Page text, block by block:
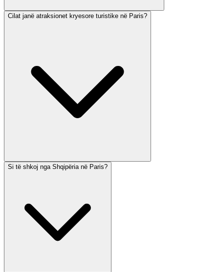
Cilat janë atraksionet kryesore turistike në Paris?
Si të shkoj nga Shqipëria në Paris?